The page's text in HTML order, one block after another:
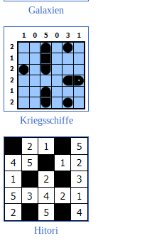
Galaxien
Kriegsschiffe
Hitori